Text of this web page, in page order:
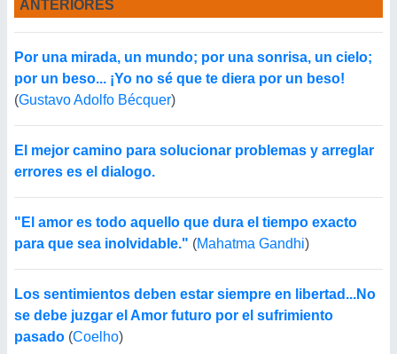
ANTERIORES
Por una mirada, un mundo; por una sonrisa, un cielo;
por un beso... ¡Yo no sé que te diera por un beso!
(Gustavo Adolfo Bécquer)
El mejor camino para solucionar problemas y arreglar
errores es el dialogo.
"El amor es todo aquello que dura el tiempo exacto
para que sea inolvidable." (Mahatma Gandhi)
Los sentimientos deben estar siempre en libertad...No
se debe juzgar el Amor futuro por el sufrimiento
pasado (Coelho)